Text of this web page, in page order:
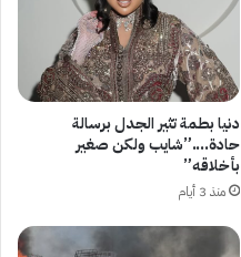
دنيا بطمة تثير الجدل برسالة
حادة….”شايب ولكن صغير
بأخلاقه”
منذ 3 أيام